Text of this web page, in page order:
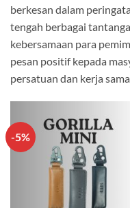
berkesan dalam
tengah berbagai
kebersamaan para
pesan positif kepada
persatuan dan kerja
-5%